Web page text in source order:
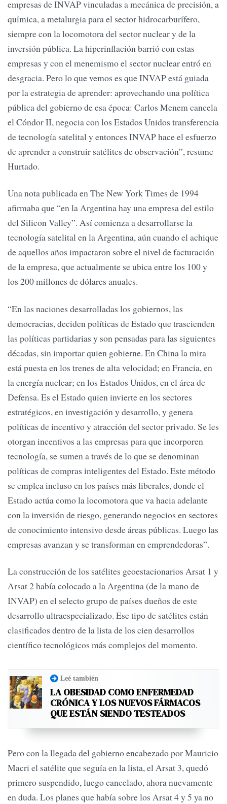
empresas de INVAP vinculadas a mecánica de precisión, a
química, a metalurgia para el sector hidrocarburífero,
siempre con la locomotora del sector nuclear y de la
inversión pública. La hiperinflación barrió con estas
empresas y con el menemismo el sector nuclear entró en
desgracia. Pero lo que vemos es que INVAP está guiada
por la estrategia de aprender: aprovechando una política
pública del gobierno de esa época: Carlos Menem cancela
el Cóndor II, negocia con los Estados Unidos transferencia
de tecnología satelital y entonces INVAP hace el esfuerzo
de aprender a construir satélites de observación”, resume
Hurtado.
Una nota publicada en The New York Times de 1994
afirmaba que “en la Argentina hay una empresa del estilo
del Silicon Valley”. Así comienza a desarrollarse la
tecnología satelital en la Argentina, aún cuando el achique
de aquellos años impactaron sobre el nivel de facturación
de la empresa, que actualmente se ubica entre los 100 y
los 200 millones de dólares anuales.
“En las naciones desarrolladas los gobiernos, las
democracias, deciden políticas de Estado que trascienden
las políticas partidarias y son pensadas para las siguientes
décadas, sin importar quien gobierne. En China la mira
está puesta en los trenes de alta velocidad; en Francia, en
la energía nuclear; en los Estados Unidos, en el área de
Defensa. Es el Estado quien invierte en los sectores
estratégicos, en investigación y desarrollo, y genera
políticas de incentivo y atracción del sector privado. Se les
otorgan incentivos a las empresas para que incorporen
tecnología, se sumen a través de lo que se denominan
políticas de compras inteligentes del Estado. Este método
se emplea incluso en los países más liberales, donde el
Estado actúa como la locomotora que va hacia adelante
con la inversión de riesgo, generando negocios en sectores
de conocimiento intensivo desde áreas públicas. Luego las
empresas avanzan y se transforman en emprendedoras”.
La construcción de los satélites geoestacionarios Arsat 1 y
Arsat 2 había colocado a la Argentina (de la mano de
INVAP) en el selecto grupo de países dueños de este
desarrollo ultraespecializado. Ese tipo de satélites están
clasificados dentro de la lista de los cien desarrollos
científico tecnológicos más complejos del momento.
Leé también
LA OBESIDAD COMO ENFERMEDAD
CRÓNICA Y LOS NUEVOS FÁRMACOS
QUE ESTÁN SIENDO TESTEADOS
Pero con la llegada del gobierno encabezado por Mauricio
Macri el satélite que seguía en la lista, el Arsat 3, quedó
primero suspendido, luego cancelado, ahora nuevamente
en duda. Los planes que había sobre los Arsat 4 y 5 ya no